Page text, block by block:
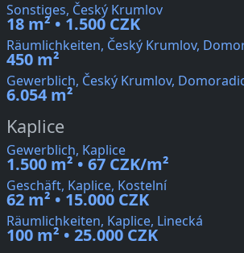
Sonstiges, Český Krumlov
18 m² • 1.500 CZK
Räumlichkeiten, Český Krumlov,
450 m²
Gewerblich, Český Krumlov,
6.054 m²
Kaplice
Gewerblich, Kaplice
1.500 m² • 67 CZK/m²
Geschäft, Kaplice, Kostelní
62 m² • 15.000 CZK
Räumlichkeiten, Kaplice, Linecká
100 m² • 25.000 CZK